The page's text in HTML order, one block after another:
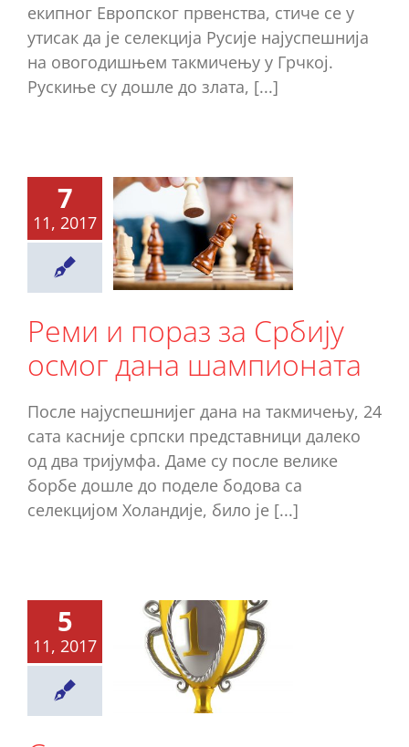
екипног Европског првенства, стиче се у
утисак да је селекција Русије најуспешнија
на овогодишњем такмичењу у Грчкој.
Рускиње су дошле до злата, [...]
7
11, 2017
и
за
дана
НовоРеми и пораз за Србију
осмог дана шампионата
После најуспешнијег дана на такмичењу, 24
сата касније српски представници далеко
од два тријумфа. Даме су после велике
борбе дошле до поделе бодова са
селекцијом Холандије, било је [...]
5
11, 2017
у